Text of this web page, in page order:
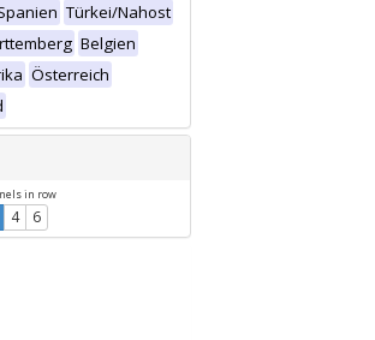
Türkei/Nahost
Belgien
Österreich
in row
4 6